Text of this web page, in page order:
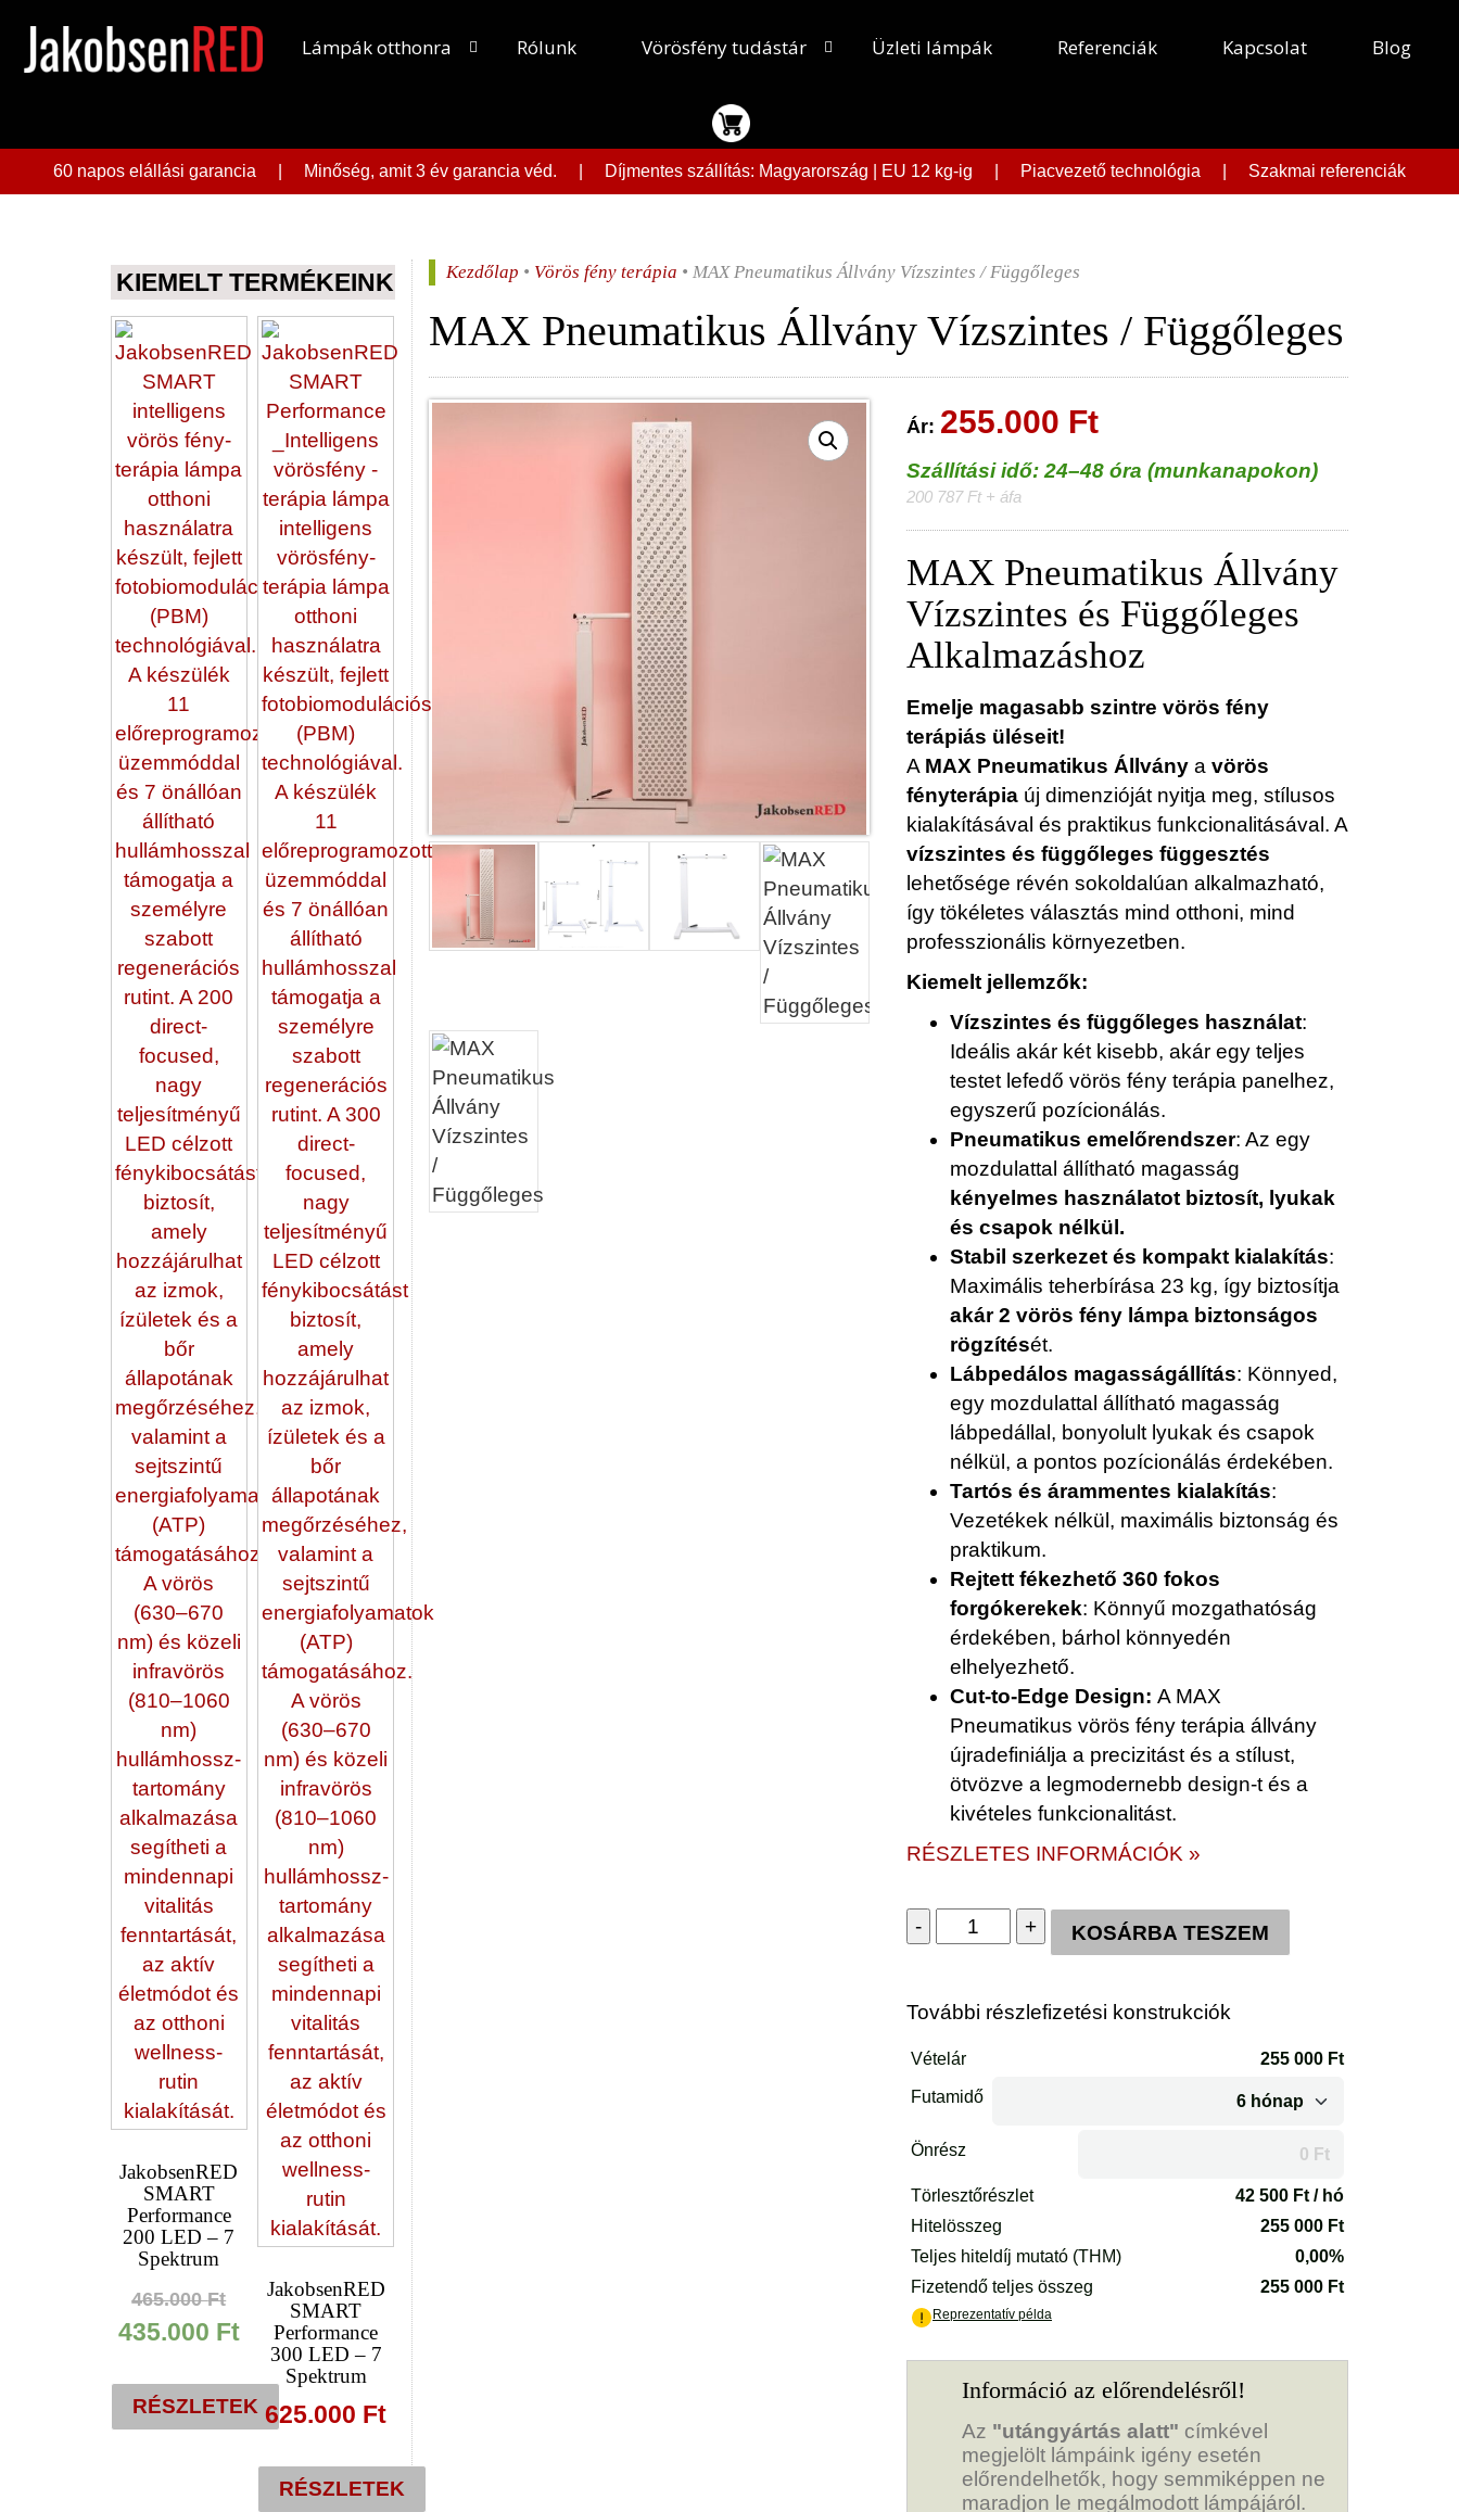
Lámpák otthonra Rólunk Vörösfény tudástár Üzleti lámpák Referenciák Kapcsolat Blog
60 napos elállási garancia | Minőség, amit 3 év garancia véd. | Díjmentes szállítás: Magyarország | EU 12 kg-ig | Piacvezető technológia | Szakmai referenciák
Kezdőlap • Vörös fény terápia • MAX Pneumatikus Állvány Vízszintes / Függőleges
MAX Pneumatikus Állvány Vízszintes / Függőleges
255.000 Ft
Szállítási idő: 24–48 óra (munkanapokon)
200 787 Ft + áfa
MAX Pneumatikus Állvány
Vízszintes és Függőleges
Alkalmazáshoz
Emelje magasabb szintre vörös fény
terápiás üléseit!
A MAX Pneumatikus Állvány avörös
fényterápia új dimenzióját nyitja meg, stílusos
kialakításával és praktikus funkcionalitásával. A
vízszintes és függőleges függesztés
lehetősége révén sokoldalúan alkalmazható,
így tökéletes választás mind otthoni, mind
professzionális környezetben.
Kiemelt jellemzők:
Vízszintes és függőleges használat:
Ideális akár két kisebb, akár egy teljes
testet lefedő vörös fény terápia panelhez,
egyszerű pozícionálás.
Pneumatikus emelőrendszer: Az egy
mozdulattal állítható magasság
kényelmes használatot biztosít, lyukak
és csapok nélkül.
Stabil szerkezet és kompakt kialakítás:
Maximális teherbírása 23 kg, így biztosítja
akár 2 vörös fény lámpa biztonságos
rögzítését.
Lábpedálos magasságállítás: Könnyed,
egy mozdulattal állítható magasság
lábpedállal, bonyolult lyukak és csapok
nélkül, a pontos pozícionálás érdekében.
Tartós és árammentes kialakítás:
Vezetékek nélkül, maximális biztonság és
praktikum.
Rejtett fékezhető 360 fokos
forgókerekek: Könnyű mozgathatóság
érdekében, bárhol könnyedén
elhelyezhető.
Cut-to-Edge Design:A MAX
Pneumatikus vörös fény terápia állvány
újradefiniálja a precizitást és a stílust,
ötvözve a legmodernebb design-t és a
kivételes funkcionalitást.
RÉSZLETES INFORMÁCIÓK »
-
MAX
Pneumatikus
Vízszintes
Függőleges
mennyiség
+ KOSÁRBA TESZEM
További részlefizetési konstrukciók
Információ az előrendelésről!
Az "utángyártás alatt" címkével
megjelölt lámpáink igény esetén
előrendelhetők, hogy semmiképpen ne
maradjon le megálmodott lámpájáról.
KIEMELT TERMÉKEINK
JakobsenRED
SMART
Performance
200 LED – 7
Spektrum
465.000FtOriginal
price
was:
465.000 Ft.
435.000 FtCurrent
price
is:
435.000 Ft.
RÉSZLETEK
JakobsenRED
SMART
Performance
300 LED – 7
Spektrum
625.000 Ft
RÉSZLETEK